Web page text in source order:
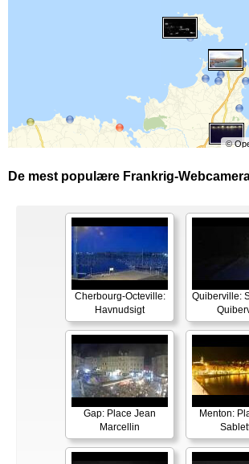
©
De mest populære Frankrig-
Cherbourg-Octeville:
Havnudsigt
Quiberville:
Gap: Place Jean
Marcellin
Menton: